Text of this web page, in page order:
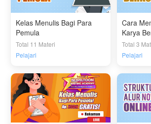
Kelas Menulis Bagi Para
Pemula
Total 11 Materi
Pelajari
Cara
Karya
Total 3
Pelajari